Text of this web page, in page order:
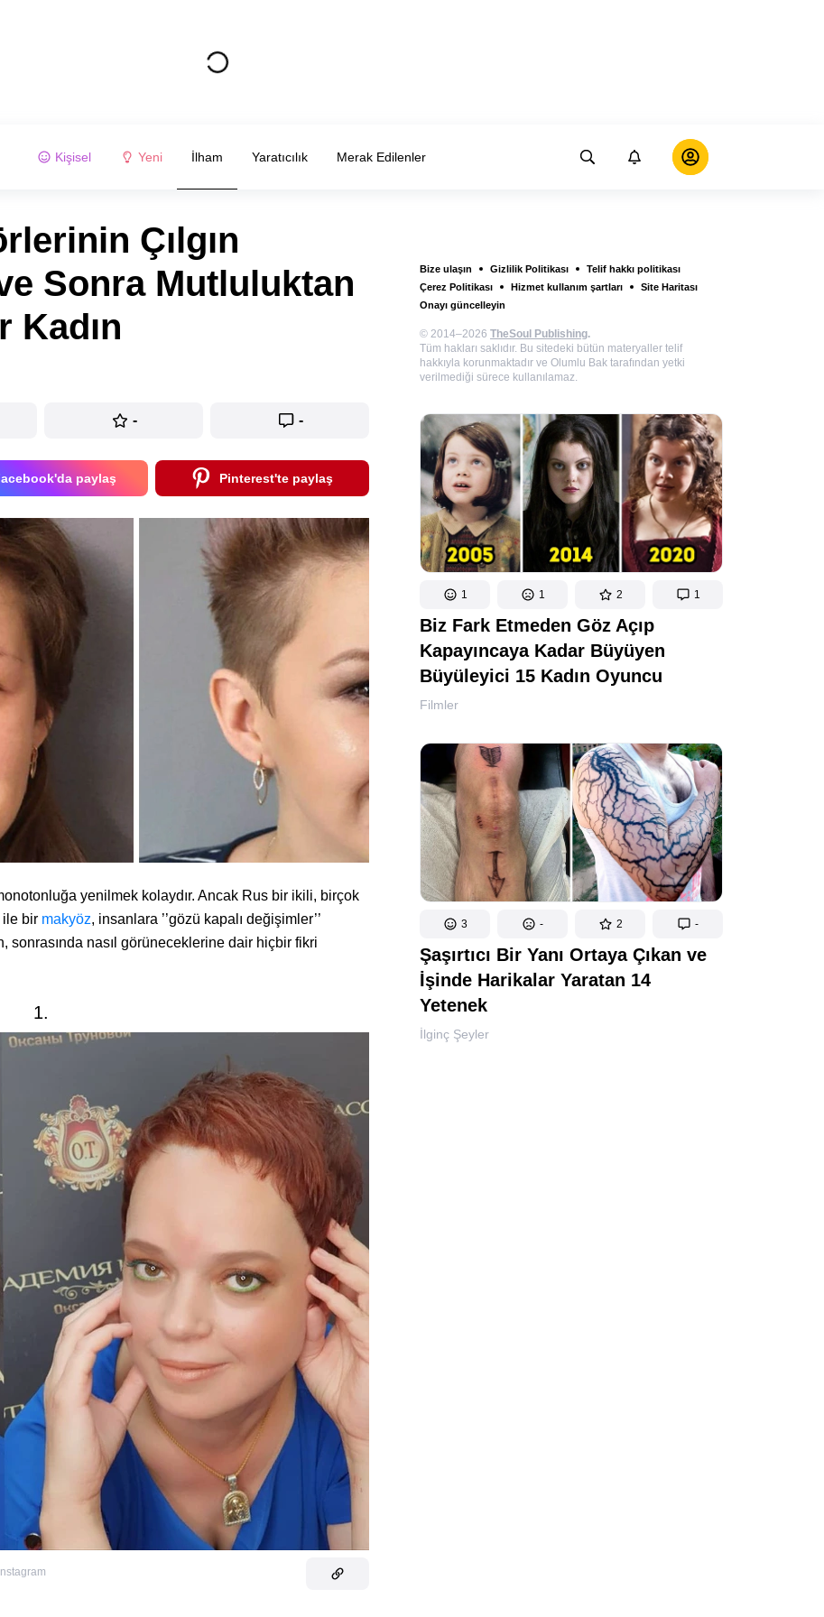
Kişisel Yeni İlham Yaratıcılık Merak Edilenler
Bize ulaşın Gizlilik Politikası
Telif hakkı politikası
Çerez Politikası
Hizmet kullanım şartları
Site Haritası
Onayı güncelleyin
© 2014–2026 TheSoul Publishing.
Tüm hakları saklıdır. Bu sitedeki bütün materyaller telif
hakkıyla korunmaktadır ve Olumlu Bak tarafından yetki
verilmediği sürece kullanılamaz.
1 1 2 1
Biz Fark Etmeden Göz Açıp
Kapayıncaya Kadar Büyüyen
Büyüleyici 15 Kadın Oyuncu
Filmler
3 - 2 -
Şaşırtıcı Bir Yanı Ortaya Çıkan ve
İşinde Harikalar Yaratan 14
Yetenek
İlginç Şeyler
Çılgın
Sonra Mutluluktan
Kadın
- -
paylaş Pinterest'te paylaş
yenilmek kolaydır. Ancak Rus bir ikili, birçok
ile bir makyöz, insanlara ’’gözü kapalı değişimler’’
sonrasında nasıl görüneceklerine dair hiçbir fikri
1.